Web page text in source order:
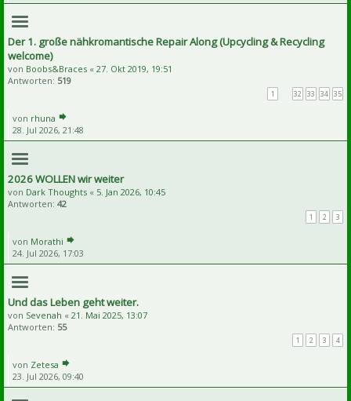
Der 1. große nähkromantische Repair Along (Upcycling & Recycling
welcome)
von Boobs&Braces « 27. Okt 2019, 19:51
Antworten: 519
1 32 33 34 35
von rhuna
28. Jul 2026, 21:48
2026 WOLLEN wir weiter
von Dark Thoughts « 5. Jan 2026, 10:45
Antworten: 42
1 2 3
von Morathi
24. Jul 2026, 17:03
Und das Leben geht weiter.
von Sevenah « 21. Mai 2025, 13:07
Antworten: 55
1 2 3 4
von Zetesa
23. Jul 2026, 09:40